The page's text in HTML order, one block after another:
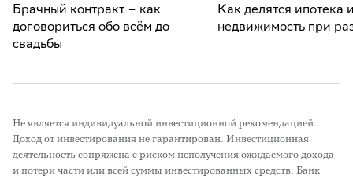
Брачный контракт – как
договориться обо всём до
свадьбы
Как делятся ипотека
недвижимость при
Не является индивидуальной инвестиционной рекомендацией.
Доход от инвестирования не гарантирован. Инвестиционная
деятельность сопряжена с риском неполучения ожидаемого дохода
и потери части или всей суммы инвестированных средств. Банк